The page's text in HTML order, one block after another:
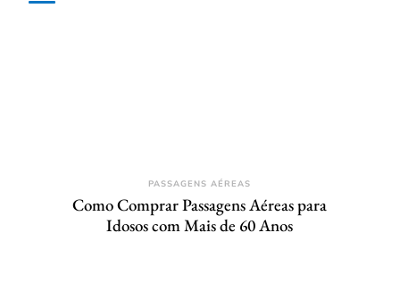
PASSAGENS AÉREAS
Como Comprar Passagens Aéreas para
Idosos com Mais de 60 Anos